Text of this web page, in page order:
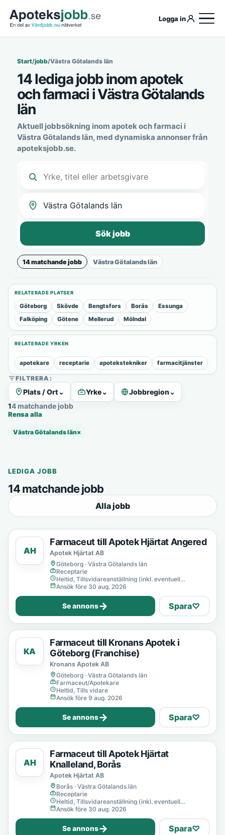
Logga in
Start/jobb/Västra Götalands län
14 lediga jobb inom apotek
och farmaci i Västra Götalands
län
Aktuell jobbsökning inom apotek och farmaci i
Västra Götalands län, med dynamiska annonser från
apoteksjobb.se.
Sök jobb
14 matchande jobb Västra Götalands län
RELATERADE PLATSER
Göteborg Skövde Bengtsfors Borås
Essunga
Falköping
Götene Mellerud Mölndal
RELATERADE YRKEN
apotekare receptarie apotekstekniker farmacitjänster
FILTRERA:
Plats / Ort ⌄ Yrke⌄ Jobbregion⌄
14 matchande jobb
Rensa alla
Västra Götalands län×
LEDIGA JOBB
14 matchande jobb
Alla jobb
AH
Farmaceut till Apotek Hjärtat Angered
Apotek Hjärtat AB
Göteborg · Västra Götalands län
Receptarie
Heltid, Tillsvidareanställning (inkl. eventuell
provanställning), Tills vidare
Ansök före 30 aug. 2026
Se annons→ Spara♡
KA
Farmaceut till Kronans Apotek i
Göteborg (Franchise)
Kronans Apotek AB
Göteborg · Västra Götalands län
Farmaceut/Apotekare
Heltid, Tills vidare
Ansök före 9 aug. 2026
Se annons→ Spara♡
AH
Farmaceut till Apotek Hjärtat
Knalleland, Borås
Apotek Hjärtat AB
Borås · Västra Götalands län
Receptarie
Heltid, Tillsvidareanställning (inkl. eventuell
provanställning), Tills vidare
Ansök före 30 aug. 2026
Se annons→ Spara♡